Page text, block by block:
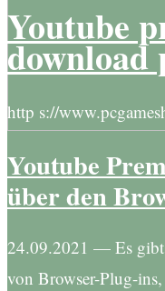
Youtube
download
http s://
Youtube
über den
24.09.2021 — Es gibt
von Browser-Plug-